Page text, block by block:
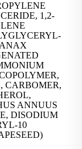
1,2-
CARBOMER,
ANNUUS
DISODIUM
10